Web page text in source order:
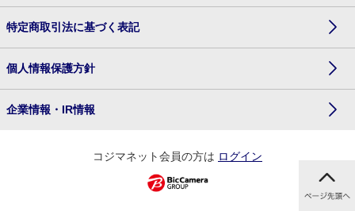
特定商取引法に基づく表記
個人情報保護方針
企業情報・IR情報
コジマネット会員の方は ログイン